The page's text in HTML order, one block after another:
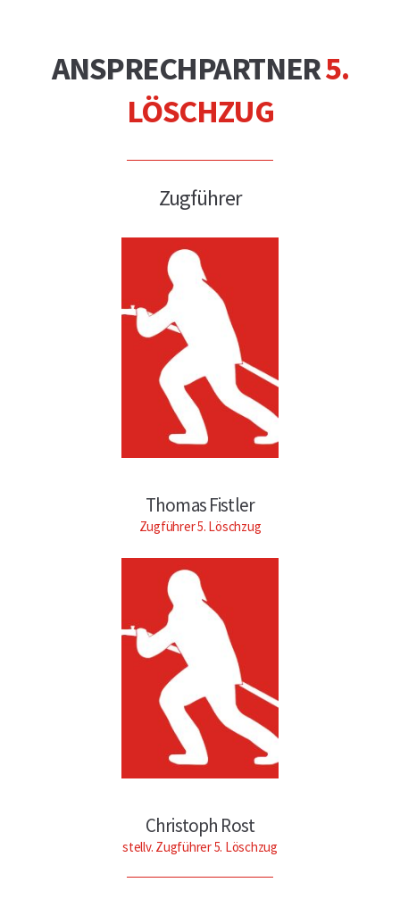
ANSPRECHPARTNER5.
LÖSCHZUG
Zugführer
Thomas Fistler
Zugführer 5. Löschzug
Christoph Rost
stellv. Zugführer 5. Löschzug